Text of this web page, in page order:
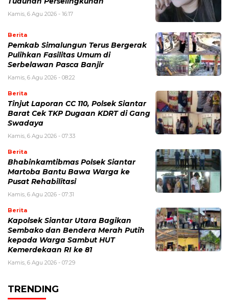
Kamis, 6 Agu 2026 - 16:17
Berita
Pemkab Simalungun Terus Bergerak
Pulihkan Fasilitas Umum di
Serbelawan Pasca Banjir
Kamis, 6 Agu 2026 - 08:22
Berita
Tinjut Laporan CC 110, Polsek Siantar
Barat Cek TKP Dugaan KDRT di Gang
Swadaya
Kamis, 6 Agu 2026 - 07:33
Berita
Bhabinkamtibmas Polsek Siantar
Martoba Bantu Bawa Warga ke
Pusat Rehabilitasi
Kamis, 6 Agu 2026 - 07:31
Berita
Kapolsek Siantar Utara Bagikan
Sembako dan Bendera Merah Putih
kepada Warga Sambut HUT
Kemerdekaan RI ke 81
Kamis, 6 Agu 2026 - 07:29
TRENDING